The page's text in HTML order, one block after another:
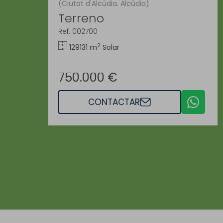
(Ciutat d'Alcúdia. Alcúdia)
Terreno
Ref. 002700
129131 m2 Solar
750.000 €
CONTACTAR